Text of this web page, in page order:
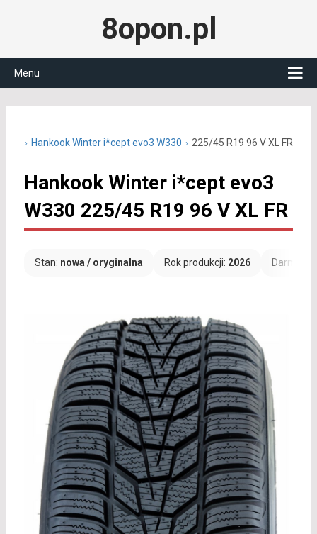
8opon.pl
Menu
Hankook Winter i*cept evo3 W330 225/45 R19 96 V XL FR
Hankook Winter i*cept evo3
W330 225/45 R19 96 V XL FR
Stan: nowa / oryginalna Rok produkcji: 2026